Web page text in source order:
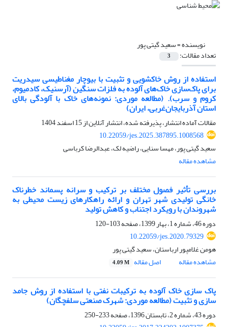
نویسنده =سعید گیتی پور
تعداد مقالات: 3
استفاده از روش خاکشویی و تثبیت با بیوچار مغناطیسی سیدریت
برای پاک‌سازی خاک‌های آلوده به فلزات سنگین (آرسنیک، کادمیوم،
کروم و سرب). (مطالعه موردی: نمونه‌های خاک با آلودگی بالای
استان آذربایجان‌غربی، ایران)
مقالات آماده انتشار، پذیرفته شده، انتشار آنلاین از15 اسفند 1404
10.22059/jes.2025.387895.1008568
سعید گیتی پور، مهسا سنایی، راضیه لک، عبدالرضا کرباسی
مشاهده مقاله
بررسی تأثیر فصول مختلف بر ترکیب و سرانه پسماند خطرناک
خانگی تولیدی شهر تهران و ارائه راهکارهای زیست محیطی به
شهروندان با رویکرد اجتناب و کاهش تولید
دوره 46، شماره 1، بهار 1399، صفحه
103-120
10.22059/jes.2020.79329
هومن غلامپور ارباستان، سعید گیتی پور
مشاهده مقاله
اصل مقاله 4.09 M
پاک ‌سازی خاک آلوده به ترکیبات نفتی با استفاده از روش جامد
سازی و تثبیت (مطالعه موردی: شهرک صنعتی سلفچگان)
دوره 43، شماره 2، تابستان 1396، صفحه
233-250